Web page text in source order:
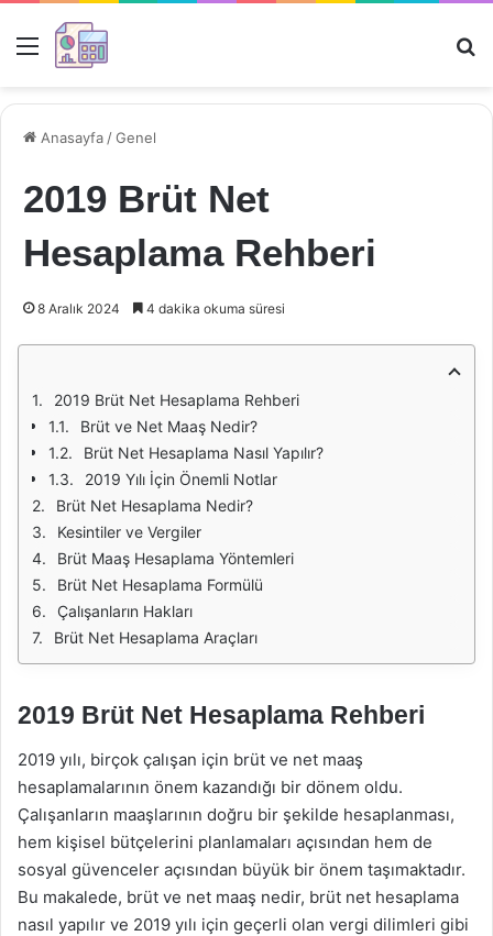
Menü
Anasayfa /Genel
2019 Brüt Net
Hesaplama Rehberi
8 Aralık 2024 4 dakika okuma süresi
2019 Brüt Net Hesaplama Rehberi
Brüt ve Net Maaş Nedir?
Brüt Net Hesaplama Nasıl Yapılır?
2019 Yılı İçin Önemli Notlar
Brüt Net Hesaplama Nedir?
Kesintiler ve Vergiler
Brüt Maaş Hesaplama Yöntemleri
Brüt Net Hesaplama Formülü
Çalışanların Hakları
Brüt Net Hesaplama Araçları
2019 Brüt Net Hesaplama Rehberi
2019 yılı, birçok çalışan için brüt ve net maaş
hesaplamalarının önem kazandığı bir dönem oldu.
Çalışanların maaşlarının doğru bir şekilde hesaplanması,
hem kişisel bütçelerini planlamaları açısından hem de
sosyal güvenceler açısından büyük bir önem taşımaktadır.
Bu makalede, brüt ve net maaş nedir, brüt net hesaplama
nasıl yapılır ve 2019 yılı için geçerli olan vergi dilimleri gibi